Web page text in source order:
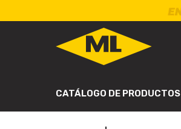
CATÁLOGO DE PRODUCTOS